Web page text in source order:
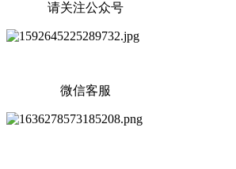
请关注公众号
微信客服